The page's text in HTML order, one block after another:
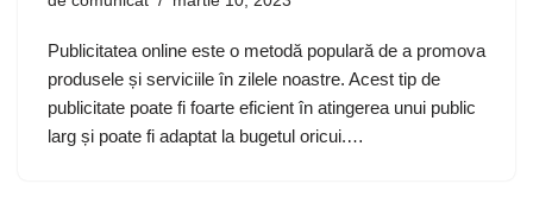
Publicitatea online este o metodă populară de a promova
produsele și serviciile în zilele noastre. Acest tip de
publicitate poate fi foarte eficient în atingerea unui public
larg și poate fi adaptat la bugetul oricui.…